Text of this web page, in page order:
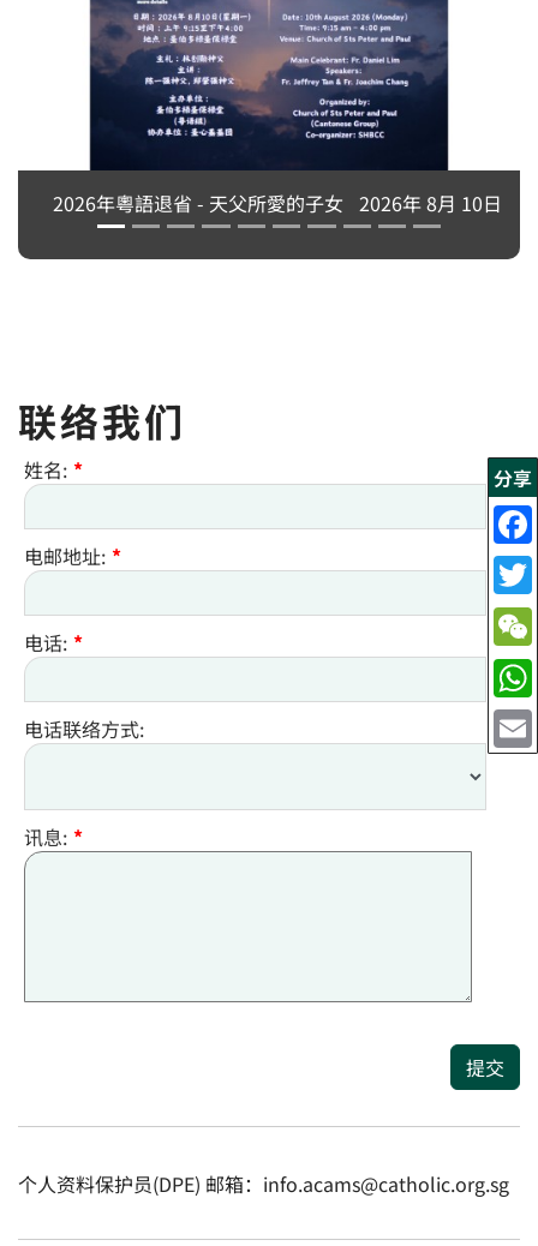
分享
2026年粵語退省 - 天父所愛的子女 2026年 8月 10日
联络我们
姓名: *
电邮地址: *
电话: *
电话联络方式:
讯息: *
提交
个人资料保护员(DPE) 邮箱：info.acams@catholic.org.sg